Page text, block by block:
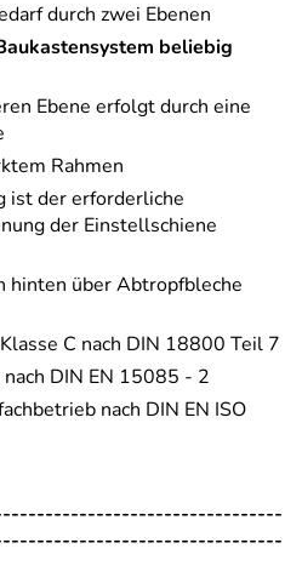
durch zwei Ebenen
beliebig
Ebene erfolgt durch eine
Rahmen
ist der erforderliche
der Einstellschiene
hinten über Abtropfbleche
C nach DIN 18800 Teil 7
DIN EN 15085 - 2
nach DIN EN ISO